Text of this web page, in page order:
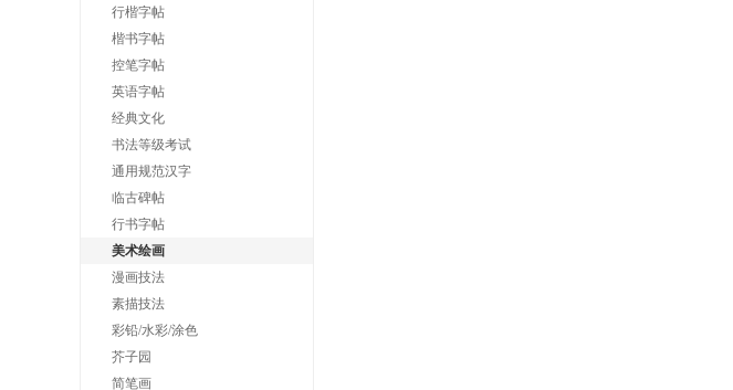
行楷字帖
楷书字帖
控笔字帖
英语字帖
经典文化
书法等级考试
通用规范汉字
临古碑帖
行书字帖
美术绘画
漫画技法
素描技法
彩铅/水彩/涂色
芥子园
简笔画